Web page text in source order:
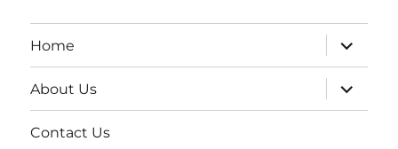
Home
expand
child
menu
About Us
expand
child
menu
Contact Us